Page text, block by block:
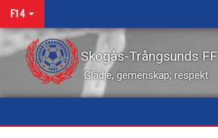
F14
Skogås-Trångsunds FF
Glädje, gemenskap, respekt